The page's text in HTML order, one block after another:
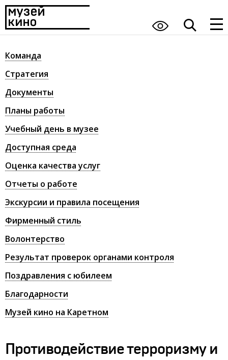
Команда
Стратегия
Документы
Планы работы
Учебный день в музее
Доступная среда
Оценка качества услуг
Отчеты о работе
Экскурсии и правила посещения
Фирменный стиль
Волонтерство
Результат проверок органами контроля
Поздравления с юбилеем
Благодарности
Музей кино на Каретном
Противодействие терроризму и